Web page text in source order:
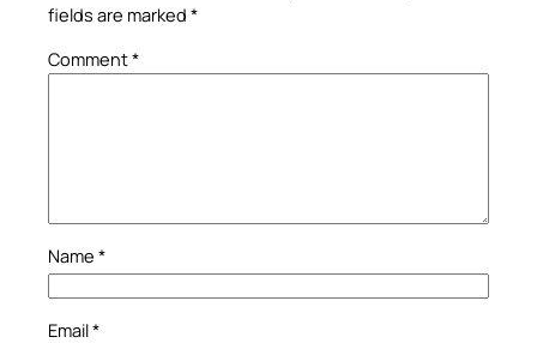
fields are marked *
Comment*
Name *
Email*